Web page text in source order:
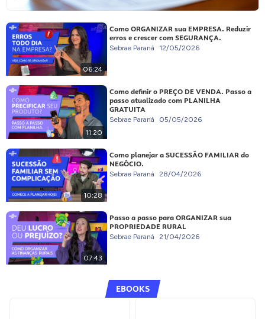
06:24
Como ORGANIZAR sua EMPRESA. Reduzir
erros e crescer com SEGURANÇA.
Sebrae Paraná 12/05/2026
11:20
Como definir o PREÇO DE VENDA. Passo a
passo atualizado com PLANILHA
GRATUITA
Sebrae Paraná 05/05/2026
10:28
Como planejar a SUCESSÃO FAMILIAR do
NEGÓCIO.
Sebrae Paraná 28/04/2026
07:43
Passo a passo para ORGANIZAR sua
PROPRIEDADE RURAL
Sebrae Paraná 21/04/2026
EBOOKS